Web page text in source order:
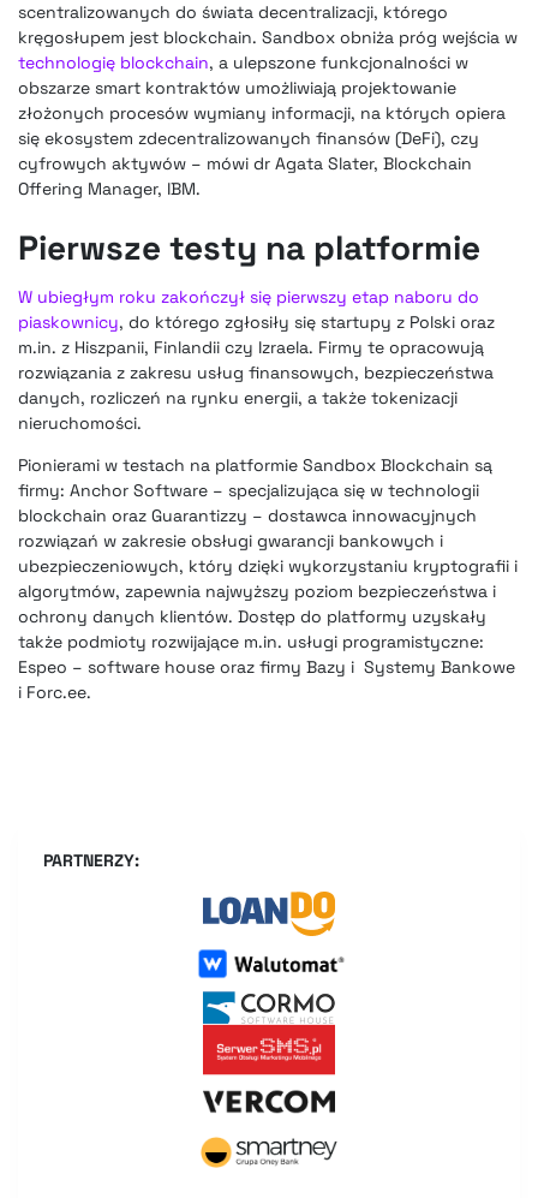
scentralizowanych do świata decentralizacji, którego
kręgosłupem jest blockchain. Sandbox obniża próg wejścia w
technologię blockchain, a ulepszone funkcjonalności w
obszarze smart kontraktów umożliwiają projektowanie
złożonych procesów wymiany informacji, na których opiera
się ekosystem zdecentralizowanych finansów (DeFi), czy
cyfrowych aktywów – mówi dr Agata Slater, Blockchain
Offering Manager, IBM.
Pierwsze testy na platformie
W ubiegłym roku zakończył się pierwszy etap naboru do
piaskownicy, do którego zgłosiły się startupy z Polski oraz
m.in. z Hiszpanii, Finlandii czy Izraela. Firmy te opracowują
rozwiązania z zakresu usług finansowych, bezpieczeństwa
danych, rozliczeń na rynku energii, a także tokenizacji
nieruchomości.
Pionierami w testach na platformie Sandbox Blockchain są
firmy: Anchor Software – specjalizująca się w technologii
blockchain oraz Guarantizzy – dostawca innowacyjnych
rozwiązań w zakresie obsługi gwarancji bankowych i
ubezpieczeniowych, który dzięki wykorzystaniu kryptografii i
algorytmów, zapewnia najwyższy poziom bezpieczeństwa i
ochrony danych klientów. Dostęp do platformy uzyskały
także podmioty rozwijające m.in. usługi programistyczne:
Espeo – software house oraz firmy Bazy i Systemy Bankowe
i Forc.ee.
PARTNERZY: